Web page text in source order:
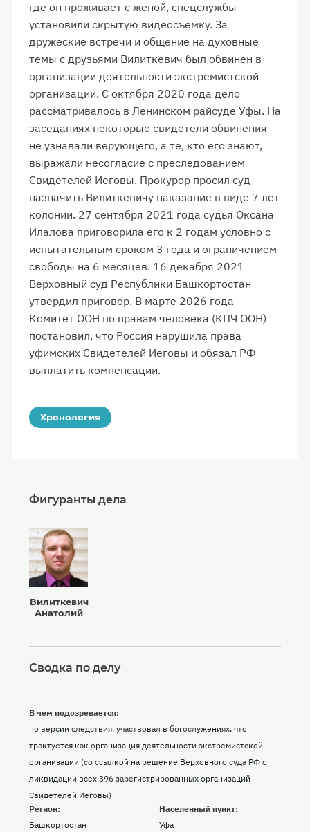
где он проживает с женой, спецслужбы
установили скрытую видеосъемку. За
дружеские встречи и общение на духовные
темы с друзьями Вилиткевич был обвинен в
организации деятельности экстремистской
организации. С октября 2020 года дело
рассматривалось в Ленинском райсуде Уфы. На
заседаниях некоторые свидетели обвинения
не узнавали верующего, а те, кто его знают,
выражали несогласие с преследованием
Свидетелей Иеговы. Прокурор просил суд
назначить Вилиткевичу наказание в виде 7 лет
колонии. 27 сентября 2021 года судья Оксана
Илалова приговорила его к 2 годам условно с
испытательным сроком 3 года и ограничением
свободы на 6 месяцев. 16 декабря 2021
Верховный суд Республики Башкортостан
утвердил приговор. В марте 2026 года
Комитет ООН по правам человека (КПЧ ООН)
постановил, что Россия нарушила права
уфимских Свидетелей Иеговы и обязал РФ
выплатить компенсации.
Хронология
Фигуранты дела
Вилиткевич
Анатолий
Сводка по делу
Регион:
Башкортостан
Населенный пункт:
Уфа
В чем подозревается:
по версии следствия, участвовал в богослужениях, что
трактуется как организация деятельности экстремистской
организации (со ссылкой на решение Верховного суда РФ о
ликвидации всех 396 зарегистрированных организаций
Свидетелей Иеговы)